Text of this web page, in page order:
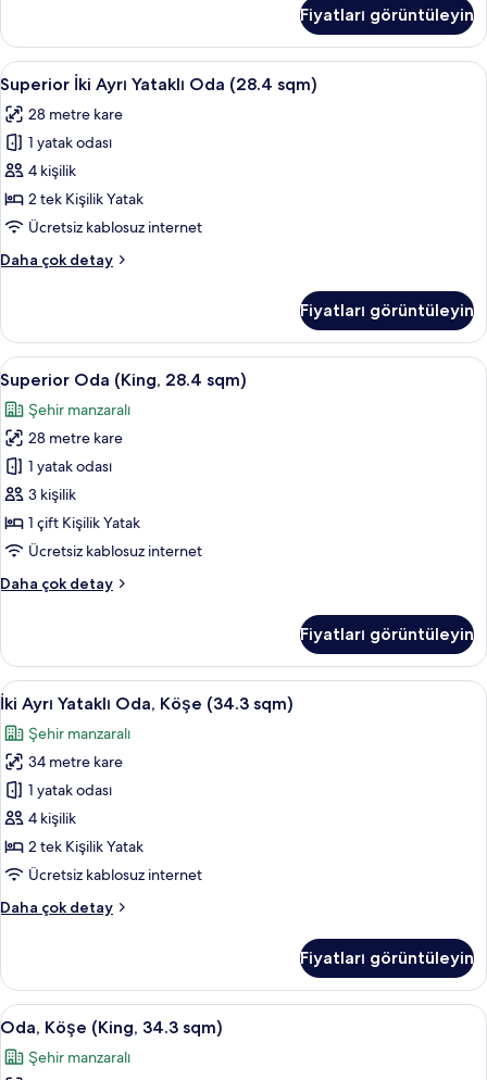
sqm)
hakkında
daha
fazla
detay
Fiyatları görüntüleyin
Superior
İki
Ayrı
Yataklı
Oda
(28.4
sqm)
tüm
Superior İki Ayrı Yataklı Oda (28.4
12
Superior İki Ayrı Yataklı Oda (28.4 sqm)
28 metre kare
1 yatak odası
4 kişilik
2 tek Kişilik Yatak
Ücretsiz kablosuz internet
Daha çok detay
Superior
Oda
(28.4
sqm)
hakkında
daha
fazla
detay
Fiyatları görüntüleyin
Superior
Oda
(King,
28.4
sqm)
için
tüm
fotoğrafları
Superior Oda (King, 28.4 sqm) |
15
Superior Oda (King, 28.4 sqm)
Şehir manzaralı
28 metre kare
1 yatak odası
3 kişilik
1 çift Kişilik Yatak
Ücretsiz kablosuz internet
Daha çok detay
Superior
sqm)
hakkında
daha
fazla
detay
Fiyatları görüntüleyin
İki
Ayrı
Yataklı
Oda,
Köşe
(34.3
sqm)
için
fotoğrafları
İki Ayrı Yataklı Oda, Köşe (34.3
14
İki Ayrı Yataklı Oda, Köşe (34.3 sqm)
Şehir manzaralı
34 metre kare
1 yatak odası
4 kişilik
2 tek Kişilik Yatak
Ücretsiz kablosuz internet
Daha çok detay
İki
Köşe
(34.3
sqm)
daha
Fiyatları görüntüleyin
Oda,
Köşe
(King,
Oda, Köşe (King, 34.3 sqm) |
15
Oda, Köşe (King, 34.3 sqm)
Şehir manzaralı